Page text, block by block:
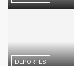
DEPORTES